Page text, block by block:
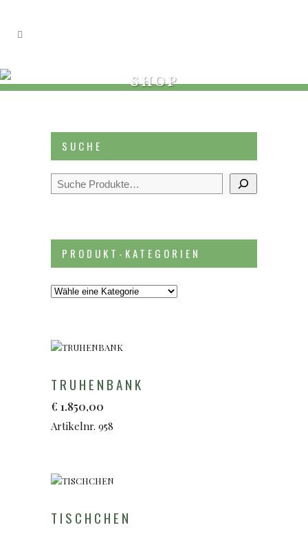
SHOP
TRUHENBANK
€ 1.850,00
Artikelnr. 958
TISCHCHEN
SUCHE
Suchen
PRODUKT-KATEGORIEN